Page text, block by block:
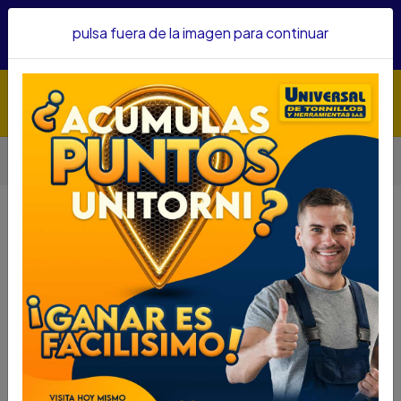
confianza&nbsp;Recibe un KIT PARRILLERO por compras
Medición
Instrumentos De Medición Láser Y Digitales
TRIPODE EINHELL PARA EQUIPOS DE MEDICION 2270115
TRIPODE EINHELL PARA EQUIPOS DE
MEDICION 2270115
TRÍPODE EINHELL PARA EQUIPOS DE MEDICION
2270115
SKU....67930098
pulsa fuera de la imagen para continuar